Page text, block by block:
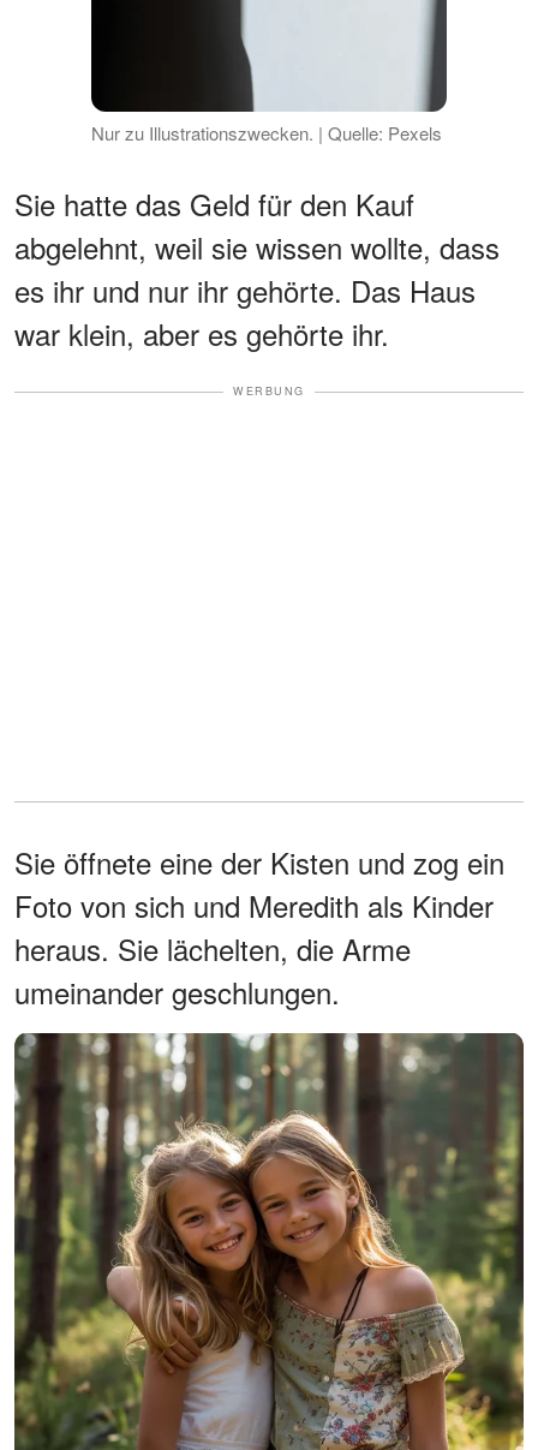
Nur zu Illustrationszwecken. | Quelle: Pexels
Sie hatte das Geld für den Kauf
abgelehnt, weil sie wissen wollte, dass
es ihr und nur ihr gehörte. Das Haus
war klein, aber es gehörte ihr.
WERBUNG
Sie öffnete eine der Kisten und zog ein
Foto von sich und Meredith als Kinder
heraus. Sie lächelten, die Arme
umeinander geschlungen.